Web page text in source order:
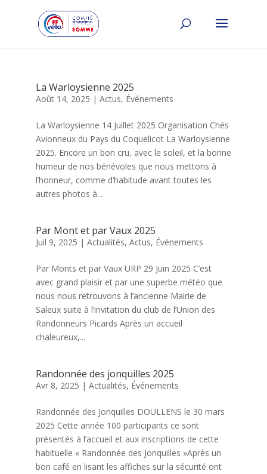
La Warloysienne 2025
Août 14, 2025 | Actus, Événements
La Warloysienne 14 Juillet 2025 Organisation Chés
Avionneux du Pays du Coquelicot La Warloysienne
2025. Encore un bon cru, avec le soleil, et la bonne
humeur de nos bénévoles que nous mettons à
l’honneur, comme d’habitude avant toutes les
autres photos à...
Par Mont et par Vaux 2025
Juil 9, 2025 | Actualités, Actus, Événements
Par Monts et par Vaux URP 29 Juin 2025 C’est
avec grand plaisir et par une superbe météo que
nous nous retrouvons à l’ancienne Mairie de
Saleux suite à l’invitation du club de l’Union des
Randonneurs Picards Après un accueil
chaleureux,...
Randonnée des jonquilles 2025
Avr 8, 2025 | Actualités, Événements
Randonnée des Jonquilles DOULLENS le 30 mars
2025 Cette année 100 participants ce sont
présentés à l’accueil et aux inscriptions de cette
habituelle « Randonnée des Jonquilles »Après un
bon café en lisant les affiches sur la sécurité ont